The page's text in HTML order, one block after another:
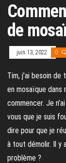
de
juin 13, 2022 0
Tim, j’ai besoin
en mosaïque dans
commencer. Je
vous que je suis
dire pour que je
à tout démolir. Il y
problème ?